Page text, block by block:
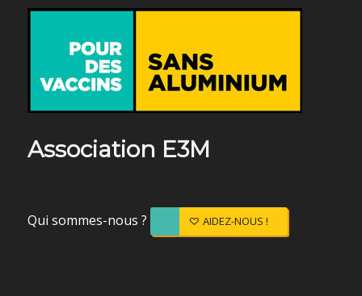
Association E3M
Qui sommes-nous ? AIDEZ-NOUS !